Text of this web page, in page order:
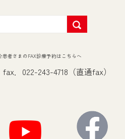
患者さまのFAX診療予約はこちらへ
fax．022-243-4718（直通fax）